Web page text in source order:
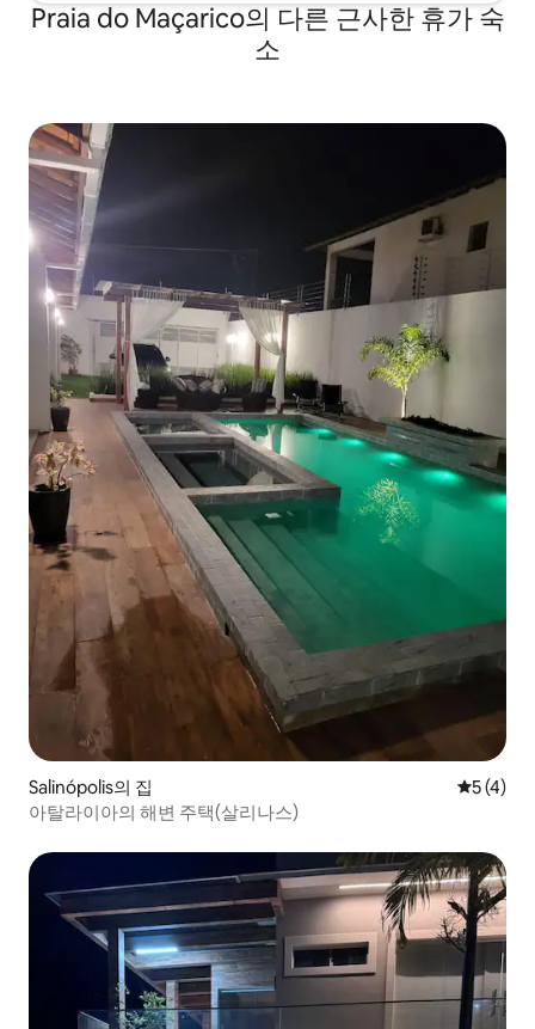
Praia do Maçarico의 다른 근사한 휴가 숙
소
Salinópolis의 집 평점 5점
5 (4)
아탈라이아의 해변 주택(살리나스)